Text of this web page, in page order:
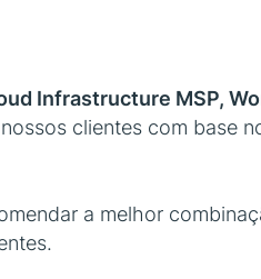
Infrastructure MSP,
clientes com base
a melhor